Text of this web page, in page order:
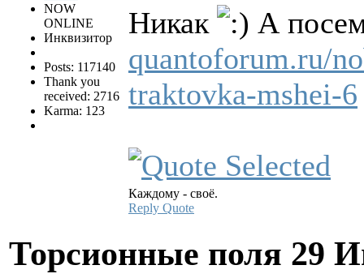
NOW
ONLINE
Инквизитор
Posts: 117140
Thank you
received: 2716
Karma: 123
Никак
А
quantoforum.ru/
traktovka-mshei-6
Каждому - своё.
Reply Quote
Торсионные поля 29